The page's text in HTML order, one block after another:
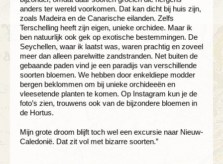
anders ter wereld voorkomen. Dat kan dicht bij huis zijn,
zoals Madeira en de Canarische eilanden. Zelfs
Terschelling heeft zijn eigen, unieke orchidee. Maar ik
ben natuurlijk ook gek op exotische bestemmingen. De
Seychellen, waar ik laatst was, waren prachtig en zoveel
meer dan alleen parelwitte zandstranden. Net buiten de
gebaande paden vind je een paradijs van verschillende
soorten bloemen. We hebben door enkeldiepe modder
bergen beklommen om bij unieke orchideeën en
vleesetende planten te komen. Op Instagram kun je de
foto’s zien, trouwens ook van de bijzondere bloemen in
de Hortus.
Mijn grote droom blijft toch wel een excursie naar Nieuw-
Caledonië. Dat zit vol met bizarre soorten.”